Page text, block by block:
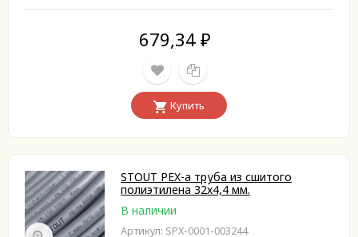
679,34 ₽
Купить
STOUT PEX-a труба из сшитого
полиэтилена 32х4,4 мм.
В наличии
Артикул: SPX-0001-003244